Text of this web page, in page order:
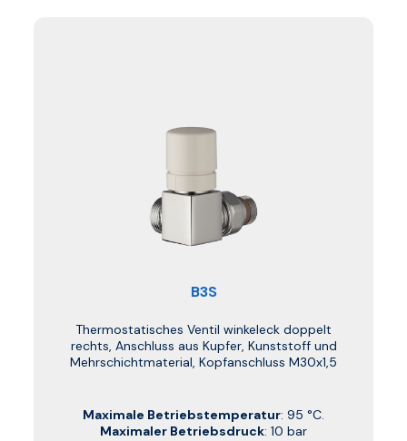
B3S
Thermostatisches Ventil winkeleck doppelt
rechts, Anschluss aus Kupfer, Kunststoff und
Mehrschichtmaterial, Kopfanschluss M30x1,5
Maximale Betriebstemperatur: 95 °C.
Maximaler Betriebsdruck: 10 bar